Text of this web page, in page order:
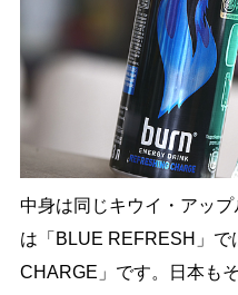
中身は同じキウイ・アッ
は「BLUE REFRESH」
CHARGE」です。日本も